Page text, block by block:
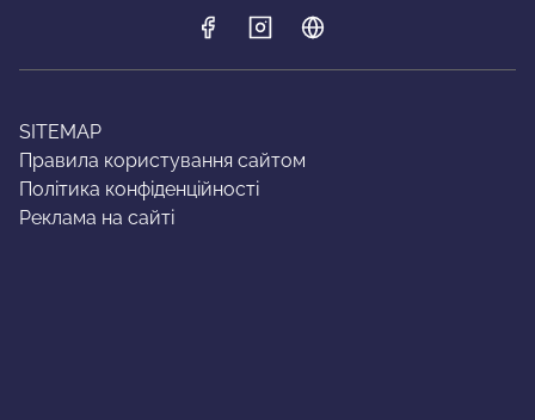
SITEMAP
Правила користування сайтом
Політика конфіденційності
Реклама на сайті